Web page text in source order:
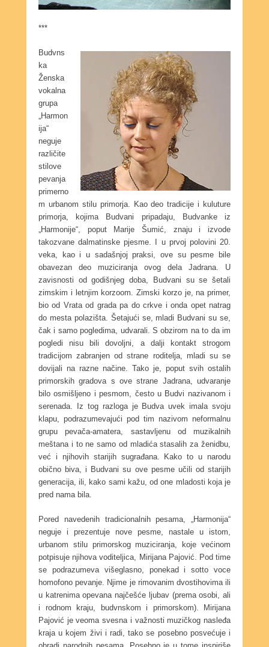
***
Budvns
ka
Ženska
vokalna
grupa
„Harmon
ija“
neguje
različite
stilove
pevanja
primerno
m urbanom stilu primorja. Kao deo tradicije i kuluture
primorja, kojima Budvani pripadaju, Budvanke iz
„Harmonije“, poput Marije Šumić, znaju i izvode
takozvane dalmatinske pjesme. I u prvoj polovini 20.
veka, kao i u sadašnjoj praksi, ove su pesme bile
obavezan deo muziciranja ovog dela Jadrana. U
zavisnosti od godišnjeg doba, Budvani su se šetali
zimskim i letnjim korzoom. Zimski korzo je, na primer,
bio od Vrata od grada pa do crkve i onda opet natrag
do mesta polazišta. Šetajući se, mladi Budvani su se,
čak i samo pogledima, udvarali. S obzirom na to da im
pogledi nisu bili dovoljni, a dalji kontakt strogom
tradicijom zabranjen od strane roditelja, mladi su se
dovijali na razne načine. Tako je, poput svih ostalih
primorskih gradova s ove strane Jadrana, udvaranje
bilo osmišljeno i pesmom, često u Budvi nazivanom i
serenada. Iz tog razloga je Budva uvek imala svoju
klapu, podrazumevajući pod tim nazivom neformalnu
grupu pevača-amatera, sastavljenu od muzikalnih
meštana i to ne samo od mladića stasalih za ženidbu,
već i njihovih starijih sugrađana. Kako to u narodu
obično biva, i Budvani su ove pesme učili od starijih
generacija, ili, kako sami kažu, od one mladosti koja je
pred nama bila.
Pored navedenih tradicionalnih pesama, „Harmonija“
neguje i prezentuje nove pesme, nastale u istom,
urbanom stilu primorskog muziciranja, koje većinom
potpisuje njihova voditeljica, Mirijana Pajović. Pod time
se podrazumeva višeglasno, ponekad i sotto voce
homofono pevanje. Njime je rimovanim dvostihovima ili
u katrenima opevana najčešće ljubav (prema osobi, ali
i rodnom kraju, budvnskom i primorskom). Mirijana
Pajović je veoma svesna i važnosti muzičkog nasleđa
kraja u kojem živi i radi, tako se posebno posvećuje i